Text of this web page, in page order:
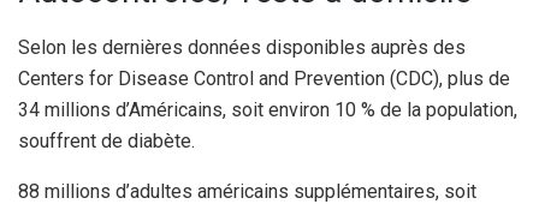
Selon les dernières données disponibles auprès des
Centers for Disease Control and Prevention (CDC), plus de
34 millions d’Américains, soit environ 10 % de la population,
souffrent de diabète.
88 millions d’adultes américains supplémentaires, soit